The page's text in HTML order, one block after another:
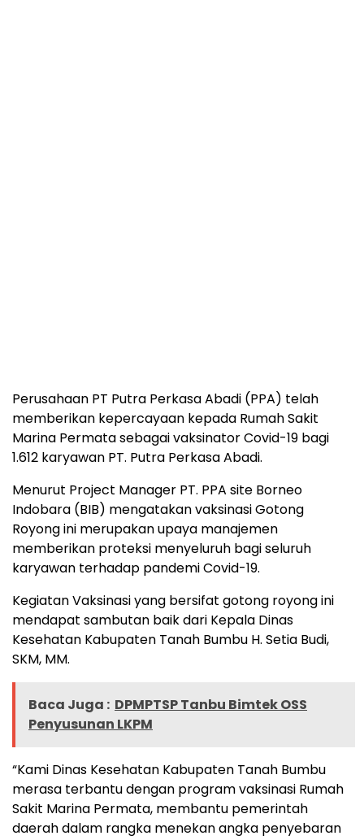
Perusahaan PT Putra Perkasa Abadi (PPA) telah
memberikan kepercayaan kepada Rumah Sakit
Marina Permata sebagai vaksinator Covid-19 bagi
1.612 karyawan PT. Putra Perkasa Abadi.
Menurut Project Manager PT. PPA site Borneo
Indobara (BIB) mengatakan vaksinasi Gotong
Royong ini merupakan upaya manajemen
memberikan proteksi menyeluruh bagi seluruh
karyawan terhadap pandemi Covid-19.
Kegiatan Vaksinasi yang bersifat gotong royong ini
mendapat sambutan baik dari Kepala Dinas
Kesehatan Kabupaten Tanah Bumbu H. Setia Budi,
SKM, MM.
Baca Juga : DPMPTSP Tanbu Bimtek OSS
Penyusunan LKPM
“Kami Dinas Kesehatan Kabupaten Tanah Bumbu
merasa terbantu dengan program vaksinasi Rumah
Sakit Marina Permata, membantu pemerintah
daerah dalam rangka menekan angka penyebaran